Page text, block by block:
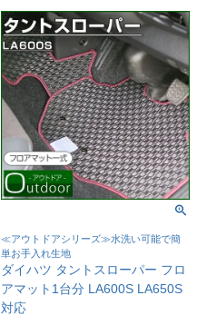
≪アウトドアシリーズ≫水洗い可能で簡
単お手入れ生地
ダイハツ タントスローパー フロ
アマット1台分 LA600S LA650S
対応